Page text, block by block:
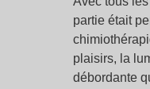
partie était
plaisirs, la
débordante